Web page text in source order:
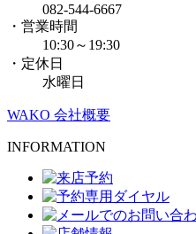
082-544-6667
・営業時間
10:30～19:30
・定休日
水曜日
WAKO 会社概要
INFORMATION